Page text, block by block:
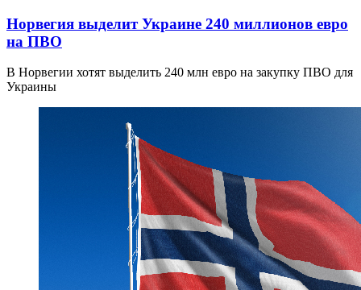
Норвегия выделит Украине 240 миллионов евро
на ПВО
В Норвегии хотят выделить 240 млн евро на закупку ПВО для
Украины